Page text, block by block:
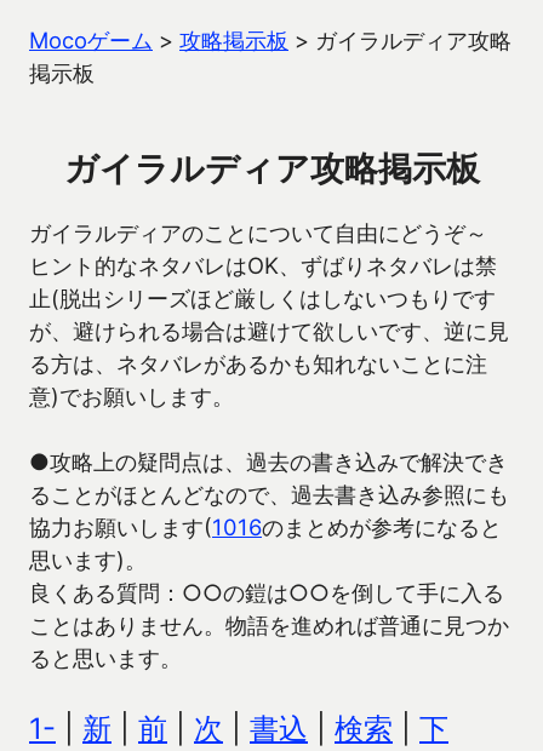
Mocoゲーム > 攻略掲示板 > ガイラルディア攻略
掲示板
ガイラルディア攻略掲示板
ガイラルディアのことについて自由にどうぞ～
ヒント的なネタバレはOK、ずばりネタバレは禁
止(脱出シリーズほど厳しくはしないつもりです
が、避けられる場合は避けて欲しいです、逆に見
る方は、ネタバレがあるかも知れないことに注
意)でお願いします。
●攻略上の疑問点は、過去の書き込みで解決でき
ることがほとんどなので、過去書き込み参照にも
協力お願いします(1016のまとめが参考になると
思います)。
良くある質問：○○の鎧は○○を倒して手に入る
ことはありません。物語を進めれば普通に見つか
ると思います。
1- 新 前 次 書込 検索 下